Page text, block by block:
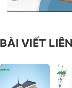
BÀI VIẾT